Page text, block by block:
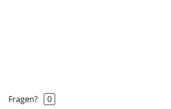
Fragen? 0